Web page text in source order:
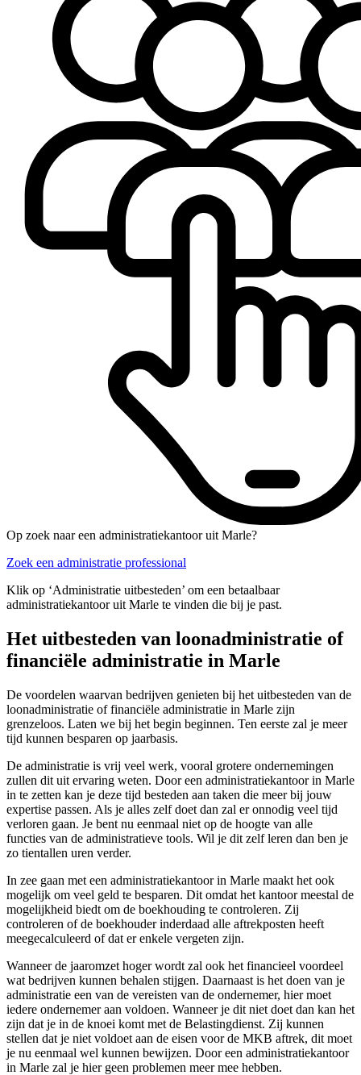
Op zoek naar een administratiekantoor uit Marle?
Zoek een administratie professional
Klik op ‘Administratie uitbesteden’ om een betaalbaar
administratiekantoor uit Marle te vinden die bij je past.
Het uitbesteden van loonadministratie of
financiële administratie in Marle
De voordelen waarvan bedrijven genieten bij het uitbesteden van de
loonadministratie of financiële administratie in Marle zijn
grenzeloos. Laten we bij het begin beginnen. Ten eerste zal je meer
tijd kunnen besparen op jaarbasis.
De administratie is vrij veel werk, vooral grotere ondernemingen
zullen dit uit ervaring weten. Door een administratiekantoor in Marle
in te zetten kan je deze tijd besteden aan taken die meer bij jouw
expertise passen. Als je alles zelf doet dan zal er onnodig veel tijd
verloren gaan. Je bent nu eenmaal niet op de hoogte van alle
functies van de administratieve tools. Wil je dit zelf leren dan ben je
zo tientallen uren verder.
In zee gaan met een administratiekantoor in Marle maakt het ook
mogelijk om veel geld te besparen. Dit omdat het kantoor meestal de
mogelijkheid biedt om de boekhouding te controleren. Zij
controleren of de boekhouder inderdaad alle aftrekposten heeft
meegecalculeerd of dat er enkele vergeten zijn.
Wanneer de jaaromzet hoger wordt zal ook het financieel voordeel
wat bedrijven kunnen behalen stijgen. Daarnaast is het doen van je
administratie een van de vereisten van de ondernemer, hier moet
iedere ondernemer aan voldoen. Wanneer je dit niet doet dan kan het
zijn dat je in de knoei komt met de Belastingdienst. Zij kunnen
stellen dat je niet voldoet aan de eisen voor de MKB aftrek, dit moet
je nu eenmaal wel kunnen bewijzen. Door een administratiekantoor
in Marle zal je hier geen problemen meer mee hebben.